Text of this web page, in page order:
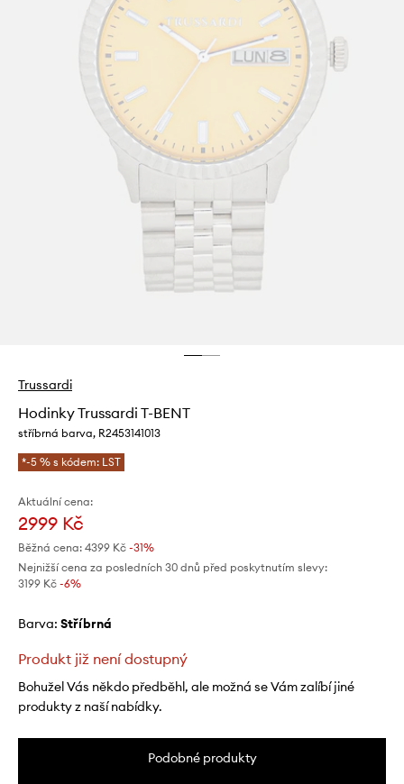
Trussardi
Hodinky Trussardi T-BENT
stříbrná barva, R2453141013
*-5 % s kódem: LST
Aktuální cena:
2999 Kč
Běžná cena: 4399 Kč -31%
Nejnižší cena za posledních 30 dnů před poskytnutím slevy:
3199 Kč -6%
Barva: stříbrná
Produkt již není dostupný
Bohužel Vás někdo předběhl, ale možná se Vám zalíbí jiné
produkty z naší nabídky.
Podobné produkty